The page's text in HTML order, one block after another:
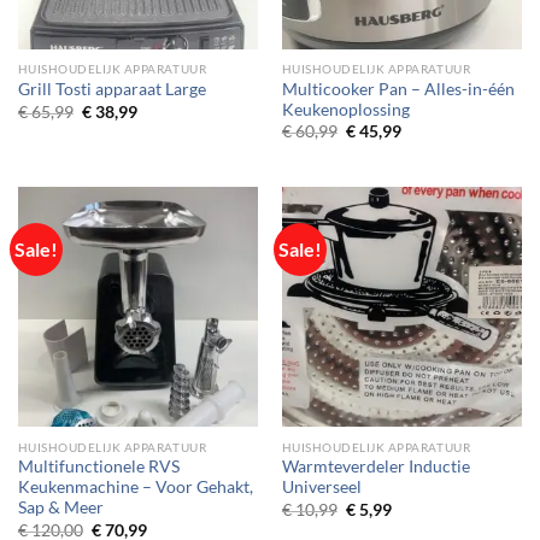
HUISHOUDELIJK APPARATUUR
Grill Tosti apparaat Large
€65,99 Original
price
€38,99Current
HUISHOUDELIJK APPARATUUR
Multicooker Pan – Alles-in-één
Keukenoplossing
€60,99 Original
price
€45,99Current
Sale!
HUISHOUDELIJK APPARATUUR
Multifunctionele RVS
Keukenmachine – Voor Gehakt,
Sap & Meer
€120,00 Original
€70,99Current
Sale!
HUISHOUDELIJK APPARATUUR
Warmteverdeler Inductie
Universeel
€10,99 Original
price
€5,99Current